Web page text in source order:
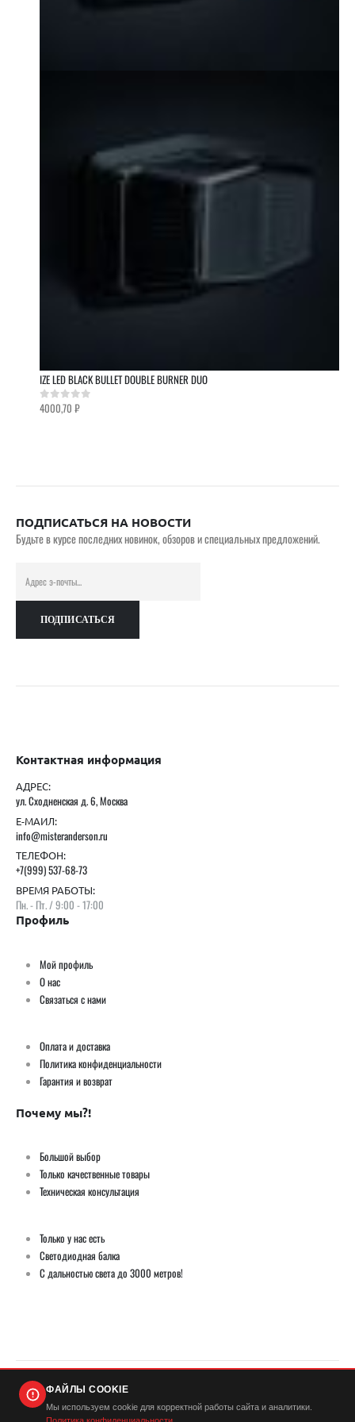
IZE LED BLACK BULLET DOUBLE BURNER DUO
0out of 5
4000,70 ₽
ПОДПИСАТЬСЯ НА НОВОСТИ
Будьте в курсе последних новинок, обзоров и специальных предложений.
Контактная информация
АДРЕС:
ул. Сходненская д. 6, Москва
Е-МАИЛ:
info@misteranderson.ru
ТЕЛЕФОН:
+7(999) 537-68-73
ВРЕМЯ РАБОТЫ:
Пн. - Пт. / 9:00 - 17:00
Профиль
Мой профиль
О нас
Связаться с нами
Оплата и доставка
Политика конфиденциальности
Гарантия и возврат
Почему мы?!
Большой выбор
Только качественные товары
Техническая консультация
Только у нас есть
Светодиодная балка
С дальностью света до 3000 метров!
© Демич ИП (ИНН 501724446420) / Мистер Андерсон 2026. Все права защищены
ФАЙЛЫ COOKIE
Мы используем cookie для корректной работы сайта и аналитики.